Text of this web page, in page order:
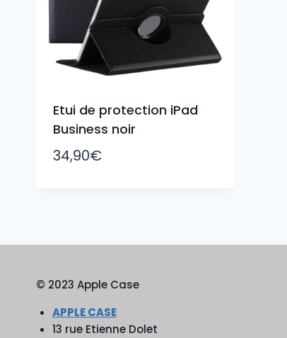
Etui de protection iPad
Business noir
34,90€
© 2023 Apple Case
APPLE CASE
13 rue Etienne Dolet